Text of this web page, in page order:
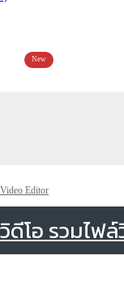
New
Editor
โอ รวมไฟ